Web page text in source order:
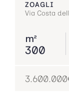
ZOAGLI
Via Costa
300
3.600.000